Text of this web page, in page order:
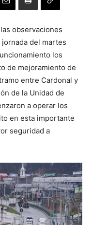
observaciones
del martes
los
de mejoramiento de
entre Cardonal y
de la Unidad de
a operar los
en esta importante
seguridad a